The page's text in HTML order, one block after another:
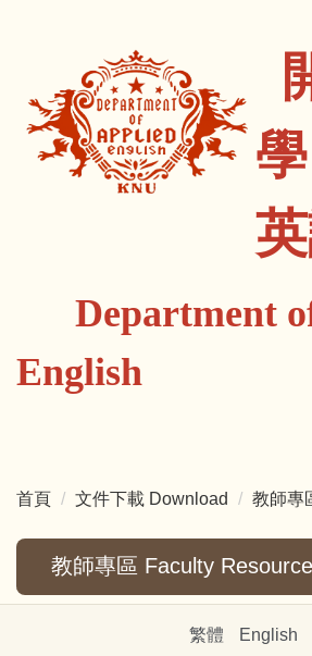
Department
English
首頁 文件下載 Download 教師專
教師專區 Faculty
繁體 English